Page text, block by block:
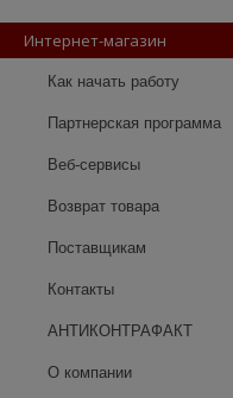
Интернет-магазин
Как начать работу
Партнерская программа
Веб-сервисы
Возврат товара
Поставщикам
Контакты
АНТИКОНТРАФАКТ
О компании